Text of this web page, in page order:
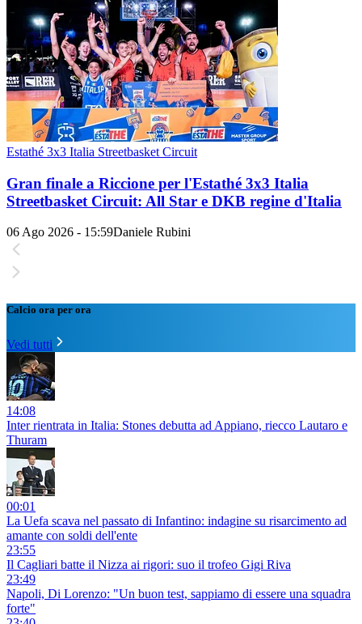
Estathé 3x3 Italia Streetbasket Circuit
Gran finale a Riccione per l'Estathé 3x3 Italia
Streetbasket Circuit: All Star e DKB regine d'Italia
06 Ago 2026 - 15:59Daniele Rubini
Calcio ora per ora
Vedi tutti
14:08
Inter rientrata in Italia: Stones debutta ad Appiano, riecco Lautaro e
Thuram
00:01
La Uefa scava nel passato di Infantino: indagine su risarcimento ad
amante con soldi dell'ente
23:55
Il Cagliari batte il Nizza ai rigori: suo il trofeo Gigi Riva
23:49
Napoli, Di Lorenzo: "Un buon test, sappiamo di essere una squadra
forte"